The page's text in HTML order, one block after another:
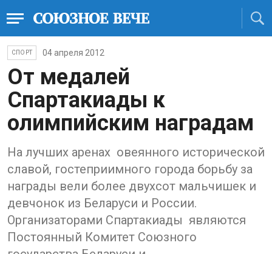
СПОРТ 04 апреля 2012
От медалей
Спартакиады к
олимпийским наградам
На лучших аренах овеянного исторической
славой, гостеприимного города борьбу за
награды вели более двухсот мальчишек и
девчонок из Беларуси и России.
Организаторами Спартакиады являются
Постоянный Комитет Союзного